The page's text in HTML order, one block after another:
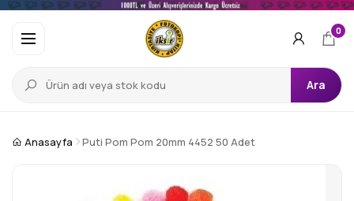
Ara
0
Anasayfa Puti Pom Pom 20mm 4452 50 Adet